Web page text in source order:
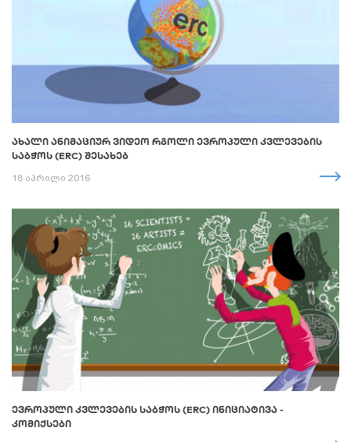
ᲐᲮᲐᲚᲘ ᲐᲜᲘᲛᲐᲪᲘᲣᲠ ᲕᲘᲓᲔᲝ ᲠᲒᲝᲚᲘ ᲔᲕᲠᲝᲞᲣᲚᲘ ᲙᲕᲚᲔᲕᲔᲑᲘᲡ
ᲡᲐᲑᲭᲝᲡ (ERC) ᲨᲔᲡᲐᲮᲔᲑ
18 აპრილი 2016
ᲔᲕᲠᲝᲞᲣᲚᲘ ᲙᲕᲚᲔᲕᲔᲑᲘᲡ ᲡᲐᲑᲭᲝᲡ (ERC) ᲘᲜᲘᲪᲘᲐᲢᲘᲕᲐ -
ᲙᲝᲛᲘᲥᲡᲔᲑᲘ